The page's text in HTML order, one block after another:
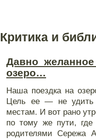
Критика и
Давно
озеро…
Наша поездка на
Цель ее — не удить
местам. И вот рано
по тому же пути, где
родителями Сережа